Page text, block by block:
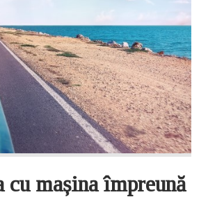
cu mașina împreună